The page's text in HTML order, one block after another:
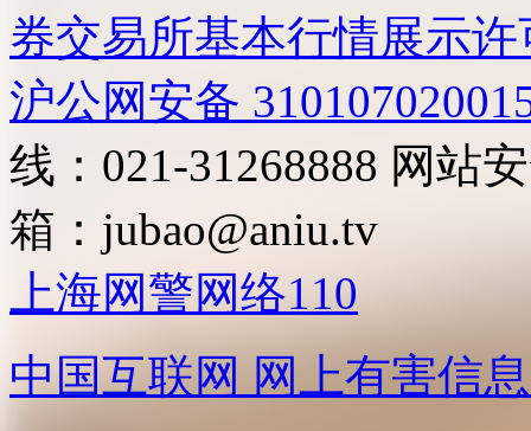
券交易所基本行情展示许
沪公网安备
线：021-31268888 网站
箱： jubao@aniu.tv
上海网警网络110
中国互联网 网上有害信